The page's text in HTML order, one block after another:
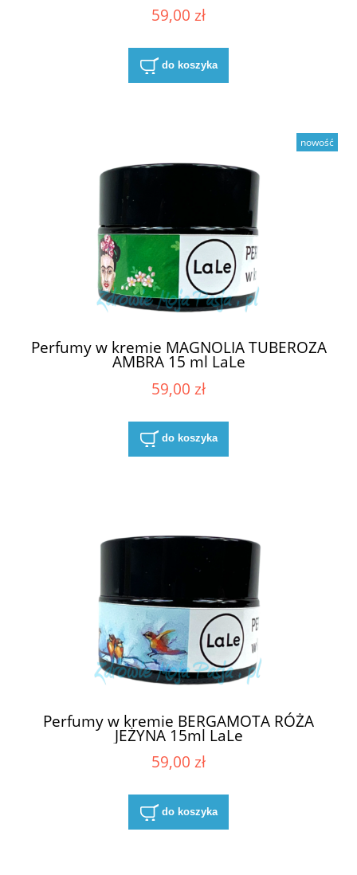
59,00 zł
do koszyka
Perfumy w kremie MAGNOLIA TUBEROZA
AMBRA 15 ml LaLe
59,00 zł
do koszyka
nowość
Perfumy w kremie BERGAMOTA RÓŻA
JEŻYNA 15ml LaLe
59,00 zł
do koszyka